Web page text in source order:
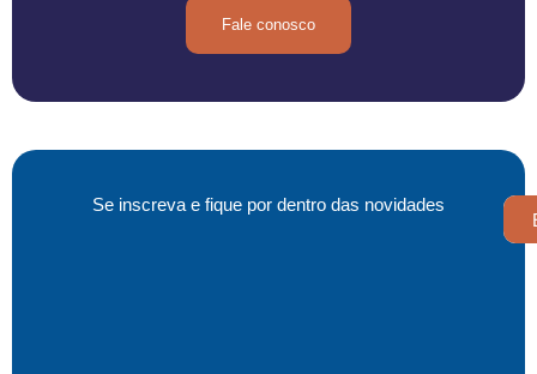
Fale conosco
Se inscreva e fique por dentro das novidades